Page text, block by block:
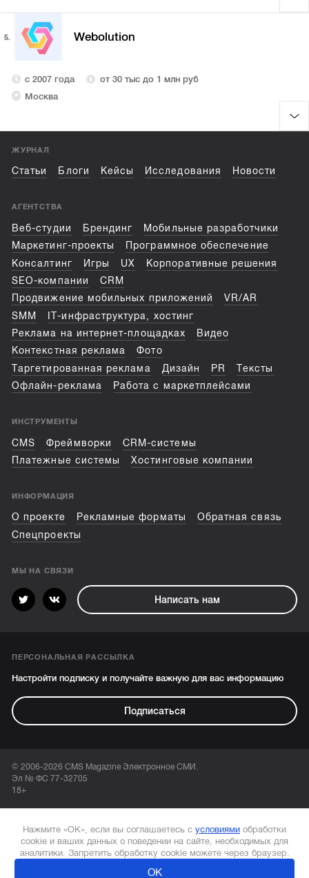
5. Webolution
с 2007 года
от 30 тыс до 1 млн руб
Москва
ЖУРНАЛ
Статьи Блоги Кейсы Исследования Новости
АГЕНТСТВА
Веб-студии Брендинг
Мобильные разработчики
Маркетинг-проекты
Программное обеспечение
Консалтинг
Игры UX
Корпоративные решения
SEO-компании
CRM
Продвижение мобильных приложений
VR/AR
SMM
IT-инфраструктура, хостинг
Реклама на интернет-площадках
Видео
Контекстная реклама
Фото
Таргетированная реклама
Дизайн PR
Тексты
Офлайн-реклама
Работа с маркетплейсами
ИНСТРУМЕНТЫ
CMS Фреймворки
CRM-системы
Платежные системы
Хостинговые компании
ИНФОРМАЦИЯ
О проекте Рекламные форматы
Обратная связь
Спецпроекты
МЫ НА СВЯЗИ
Написать нам
ПЕРСОНАЛЬНАЯ РАССЫЛКА
Настройти подписку и получайте важную для вас информацию
Подписаться
© 2006-2026 CMS Magazine Электронное СМИ.
Эл № ФС 77-32705
18+
Нажмите «ОК», если вы соглашаетесь с условиями обработки
cookie и ваших данных о поведении на сайте, необходимых для
аналитики. Запретить обработку cookie можете через браузер.
ОК